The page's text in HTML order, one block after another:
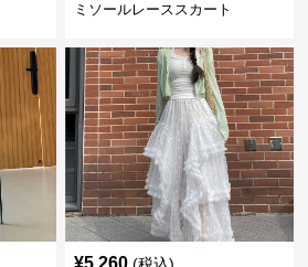
ミソールレーススカート
¥5,260